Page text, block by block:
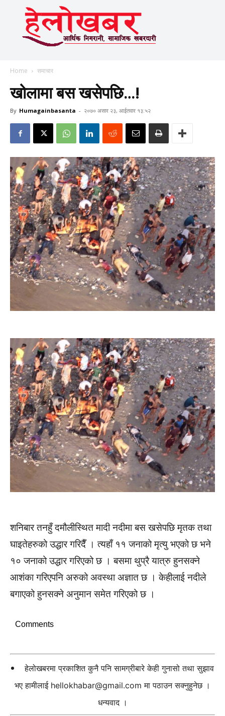
Home समाचार
खोलामा बस खसेपछि…!
By Humagainbasanta - २०७० असार २३, आईतवार १३:५२
शनिबार तनहुँ दमौलीस्थित मादी नदीमा बस खसेपछि मृतक तथा
घाइतेहरुको उद्धार गरिदैँ । त्यहाँ ११ जनाको मृत्यु भएको छ भने
१० जनाको उद्धार गरिएको छ । बसमा थुप्रै यात्रु हुनसक्ने
आशंका गरिएपनि अरुको अवस्था अज्ञात छ । केहीलाई नदीले
बगाएको हुनसक्ने अनुमान समेत गरिएको छ ।
Comments
हेलोखबरमा प्रकाशित कुनै पनि सामग्रीबारे केही गुनासो तथा सुझाव
भए हामीलाई hellokhabar@gmail.com मा पठाउन सक्नुहुनेछ ।
धन्यवाद ।